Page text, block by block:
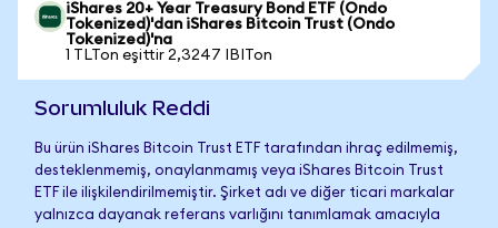
iShares 20+ Year Treasury Bond ETF (Ondo
Tokenized)'dan iShares Bitcoin Trust (Ondo
Tokenized)'na
1 TLTon eşittir 2,3247 IBITon
Sorumluluk Reddi
Bu ürün iShares Bitcoin Trust ETF tarafından ihraç edilmemiş,
desteklenmemiş, onaylanmamış veya iShares Bitcoin Trust
ETF ile ilişkilendirilmemiştir. Şirket adı ve diğer ticari markalar
yalnızca dayanak referans varlığını tanımlamak amacıyla